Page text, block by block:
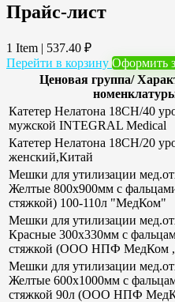
Прайс-лист
1 Item | 537.40 ₽
Перейти в корзину Оформить
Ценовая группа/
Катетер Нелатона 18CH/40
мужской INTEGRAL Medical
Катетер Нелатона 18CH/20
женский,Китай
Мешки для утилизации
Желтые 800х900мм с
стяжкой) 100-110л "МедКом"
Мешки для утилизации
Красные 300х330мм с
стяжкой (ООО НПФ МедКом
Мешки для утилизации
Желтые 600х1000мм с
стяжкой 90л (ООО НПФ